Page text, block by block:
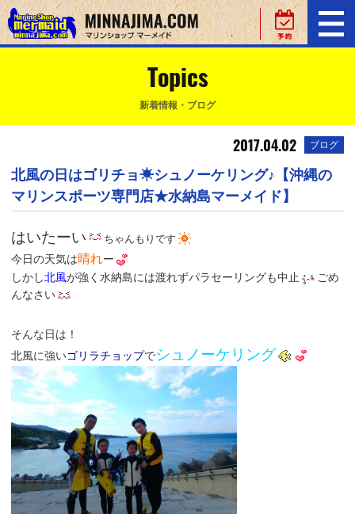
Topics
新着情報・ブログ
2017.04.02 ブログ
北風の日はゴリチョ☀シュノーケリング♪【沖縄の
マリンスポーツ専門店★水納島マーメイド】
はいたーい ちゃんもりです
今日の天気は晴れー
しかし北風が強く水納島には渡れずパラセーリングも中止
ごめ
んなさい
そんな日は！
北風に強いゴリラチョップでシュノーケリング